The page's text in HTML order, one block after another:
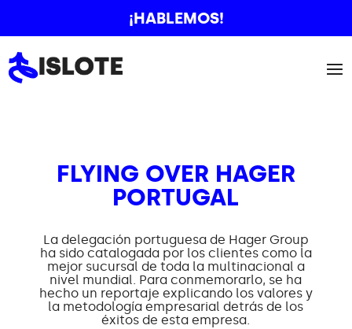
¡HABLEMOS!
FLYING OVER HAGER
PORTUGAL
La delegación portuguesa de Hager Group
ha sido catalogada por los clientes como la
mejor sucursal de toda la multinacional a
nivel mundial. Para conmemorarlo, se ha
hecho un reportaje explicando los valores y
la metodología empresarial detrás de los
éxitos de esta empresa.